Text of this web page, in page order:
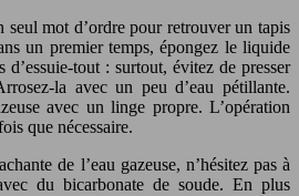
seul mot d’ordre pour retrouver un tapis
un premier temps, épongez le liquide
d’essuie-tout : surtout, évitez de presser
la avec un peu d’eau pétillante.
avec un linge propre. L’opération
que nécessaire.
de l’eau gazeuse, n’hésitez pas à
du bicarbonate de soude. En plus